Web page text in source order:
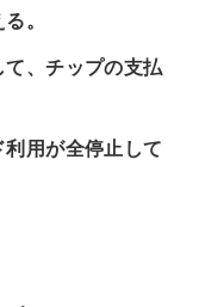
。
、チップの支払
用が全停止して